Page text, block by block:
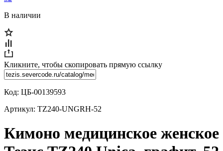
В наличии
Кликните, чтобы скопировать прямую ссылку
Код: ЦБ-00139593
Артикул: TZ240-UNGRH-52
Кимоно медицинское женское